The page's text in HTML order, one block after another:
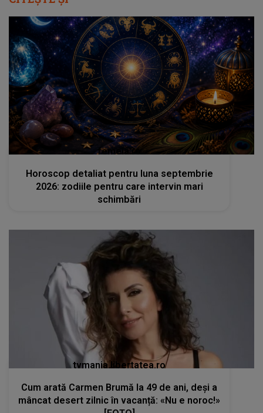
femeia.ro
Horoscop detaliat pentru luna septembrie
2026: zodiile pentru care intervin mari
schimbări
tvmania.libertatea.ro
Cum arată Carmen Brumă la 49 de ani, deși a
mâncat desert zilnic în vacanță: «Nu e noroc!»